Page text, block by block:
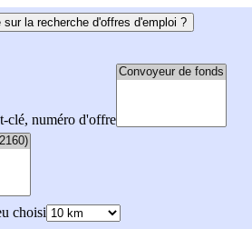
sur la recherche d'offres d'emploi ?
clé, numéro d'offre
choisi